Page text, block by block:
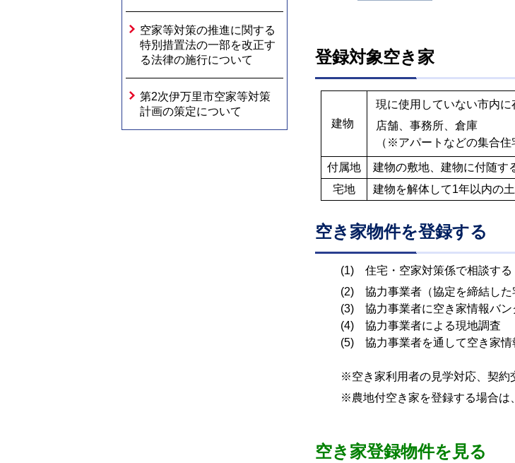
空家等対策の推進に関する
特別措置法の一部を改正す
る法律の施行について
第2次伊万里市空家等対策
計画の策定について
登録対象空き家
建物
現に使用していない市内に
店舗、事務所、倉庫
（※アパートなどの集合住
付属地
建物の敷地、建物に付随す
宅地
建物を解体して1年以内の
空き家物件を登録する
(1) 住宅・空家対策係で相談する
(2) 協力事業者（協定を締結した
(3) 協力事業者に空き家情報バン
(4) 協力事業者による現地調査
(5) 協力事業者を通して空き家情
※空き家利用者の見学対応、契約交
※農地付空き家を登録する場合は、
空き家登録物件を見る